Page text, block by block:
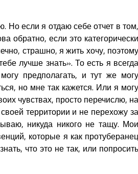
Но если я отдаю себе отчет в том,
обратно, если это категорически
страшно, я жить хочу, поэтому
лучше знать». То есть я всегда
предполагать, и тут же могу
но мне так кажется. Или я могу
чувствах, просто перечислю, на
территории и не перехожу за
никуда никого не тащу. Мои
которые я как протуберанец
что это не так, или попросить